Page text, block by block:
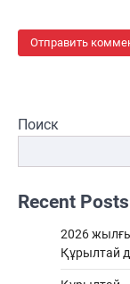
Поиск
Recent Posts
2026
Құрылтай